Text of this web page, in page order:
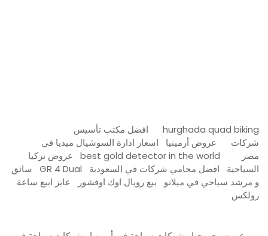
hurghada quad biking
افضل مكتب تأسيس
شركات
عروض أرمينيا
اسعار ادارة السوشيال ميديا في
مصر
best gold detector in the world
عروض تركيا
السياحية
افضل محامي شركات في السعودية GR 4 Dual
سائق
و مرشد سياحي في ميلانو
بيع رويال اوك اوفشور
عايز ابيع ساعة
رولكس